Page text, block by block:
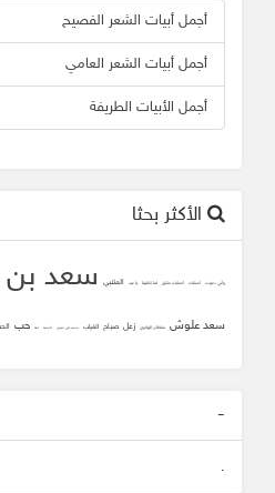
أجمل أبيات الشعر الفصيح
أجمل أبيات الشعر العامي
أجمل الأبيات الطريفة
الأكثر بحثا
وأني دعوت أصابك أصابك عشق لما تلاقينا يا عيد المتنبي سعد بن
سعد علوش سلطان الهاجري زعل صباح الغياب محمد علي جنيدي المحبه ثقه حب
-
.